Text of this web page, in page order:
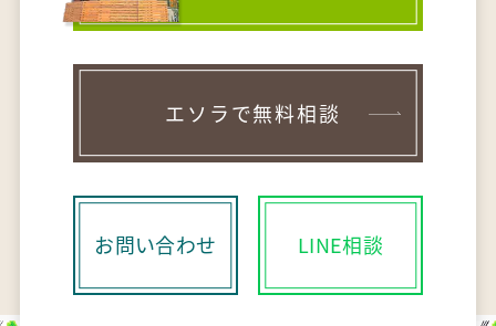
エソラで無料相談
お問い合わせ LINE相談